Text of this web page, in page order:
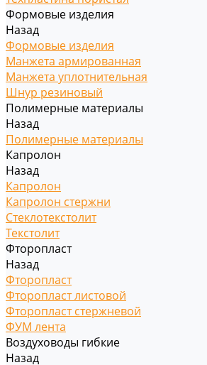
Формовые изделия
Назад
Формовые изделия
Манжета армированная
Манжета уплотнительная
Шнур резиновый
Полимерные материалы
Назад
Полимерные материалы
Капролон
Назад
Капролон
Капролон стержни
Стеклотекстолит
Текстолит
Фторопласт
Назад
Фторопласт
Фторопласт листовой
Фторопласт стержневой
ФУМ лента
Воздуховоды гибкие
Назад